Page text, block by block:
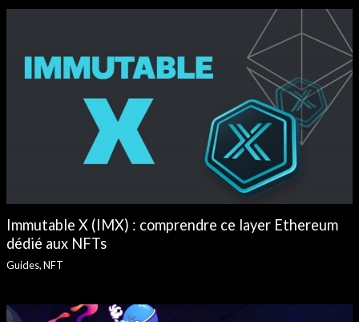
Immutable X (IMX) : comprendre ce layer Ethereum
dédié aux NFTs
Guides,NFT